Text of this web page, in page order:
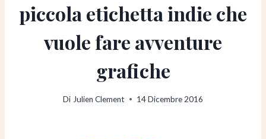
piccola etichetta indie che
vuole fare avventure
grafiche
Di Julien Clement 14 Dicembre 2016